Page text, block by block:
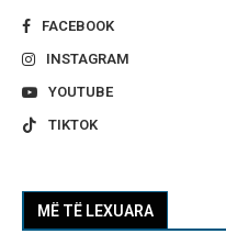
FACEBOOK
INSTAGRAM
YOUTUBE
TIKTOK
MË TË LEXUARA